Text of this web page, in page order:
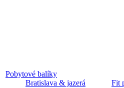
Pobytové balíky
Bratislava & jazerá
Fit